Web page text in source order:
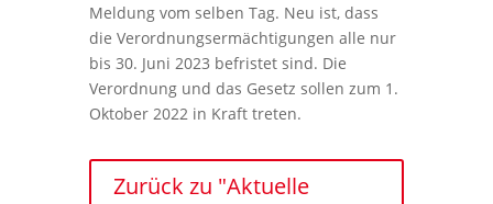
Meldung vom selben Tag. Neu ist, dass
die Verordnungsermächtigungen alle nur
bis 30. Juni 2023 befristet sind. Die
Verordnung und das Gesetz sollen zum 1.
Oktober 2022 in Kraft treten.
Zurück zu "Aktuelle